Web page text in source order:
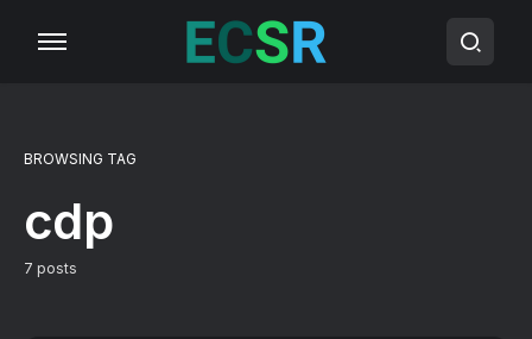
BROWSING TAG
cdp
7 posts